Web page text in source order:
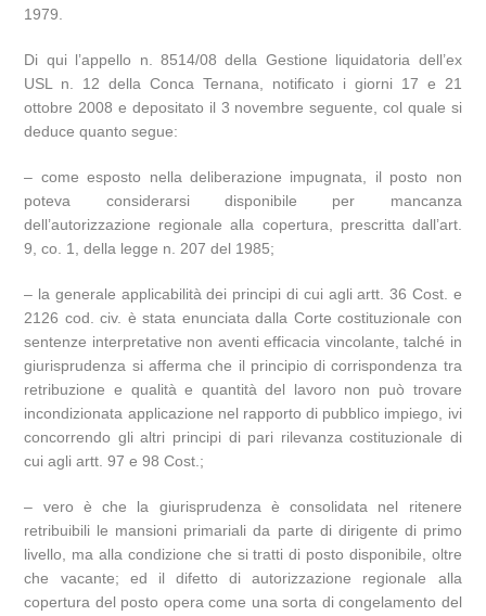
1979.
Di qui l’appello n. 8514/08 della Gestione liquidatoria dell’ex
USL n. 12 della Conca Ternana, notificato i giorni 17 e 21
ottobre 2008 e depositato il 3 novembre seguente, col quale si
deduce quanto segue:
– come esposto nella deliberazione impugnata, il posto non
poteva considerarsi disponibile per mancanza
dell’autorizzazione regionale alla copertura, prescritta dall’art.
9, co. 1, della legge n. 207 del 1985;
– la generale applicabilità dei principi di cui agli artt. 36 Cost. e
2126 cod. civ. è stata enunciata dalla Corte costituzionale con
sentenze interpretative non aventi efficacia vincolante, talché in
giurisprudenza si afferma che il principio di corrispondenza tra
retribuzione e qualità e quantità del lavoro non può trovare
incondizionata applicazione nel rapporto di pubblico impiego, ivi
concorrendo gli altri principi di pari rilevanza costituzionale di
cui agli artt. 97 e 98 Cost.;
– vero è che la giurisprudenza è consolidata nel ritenere
retribuibili le mansioni primariali da parte di dirigente di primo
livello, ma alla condizione che si tratti di posto disponibile, oltre
che vacante; ed il difetto di autorizzazione regionale alla
copertura del posto opera come una sorta di congelamento del